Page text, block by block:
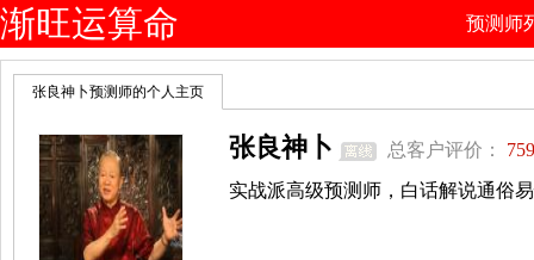
渐旺运算命
网
预测师
张良神卜预测师的个人主页
张良神卜 总客户评价：
实战派高级预测师，白话解说通俗